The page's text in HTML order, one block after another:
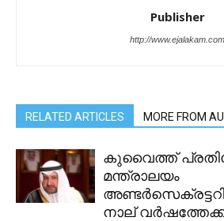
Publisher
http://www.ejalakam.com
RELATED ARTICLES MORE FROM
കുവൈത്ത്
മന്ത്രാലയം
നാല് വർഷത്തേക്ക്